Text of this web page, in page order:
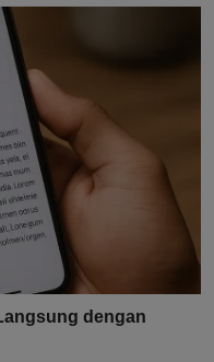
dengan